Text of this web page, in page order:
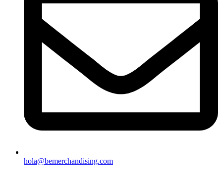
hola@bemerchandising.com